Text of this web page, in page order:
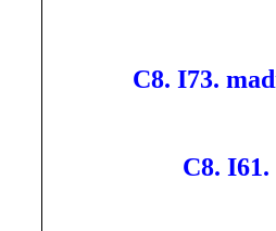
C8. I73.
C8.